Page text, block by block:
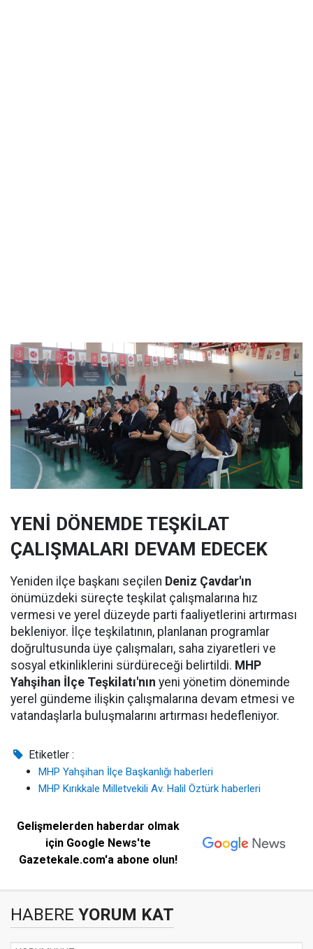
YENİ DÖNEMDE TEŞKİLAT
ÇALIŞMALARI DEVAM EDECEK
Yeniden ilçe başkanı seçilen Deniz Çavdar'ın
önümüzdeki süreçte teşkilat çalışmalarına hız
vermesi ve yerel düzeyde parti faaliyetlerini artırması
bekleniyor. İlçe teşkilatının, planlanan programlar
doğrultusunda üye çalışmaları, saha ziyaretleri ve
sosyal etkinliklerini sürdüreceği belirtildi. MHP
Yahşihan İlçe Teşkilatı'nın yeni yönetim döneminde
yerel gündeme ilişkin çalışmalarına devam etmesi ve
vatandaşlarla buluşmalarını artırması hedefleniyor.
Etiketler :
MHP Yahşihan İlçe Başkanlığı haberleri
MHP Kırıkkale Milletvekili Av. Halil Öztürk haberleri
Gelişmelerden haberdar olmak
için Google News'te
Gazetekale.com'a abone olun!
HABERE YORUM KAT